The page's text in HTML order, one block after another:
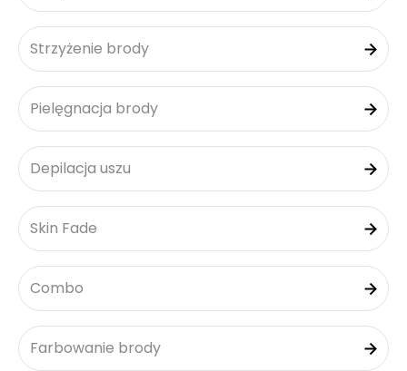
Strzyżenie brody
Pielęgnacja brody
Depilacja uszu
Skin Fade
Combo
Farbowanie brody